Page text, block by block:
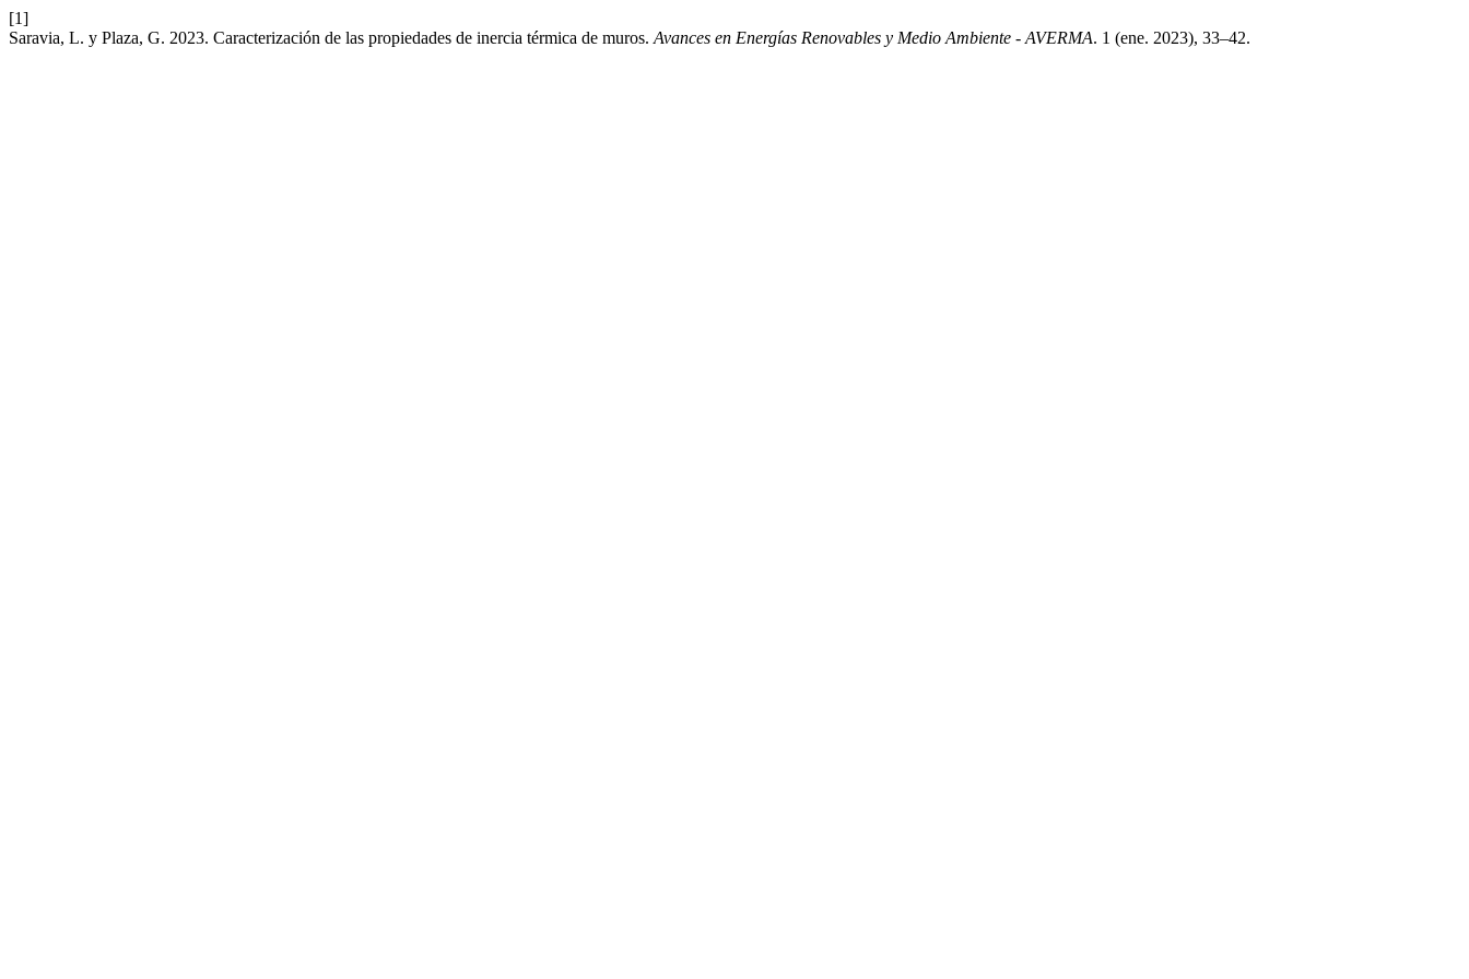
[1]
Saravia, L. y Plaza, G. 2023. Caracterización de las propiedades de inercia térmica de muros. Avances en Energías Renovables y Medio Ambiente - AVERMA. 1 (ene. 2023), 33–42.